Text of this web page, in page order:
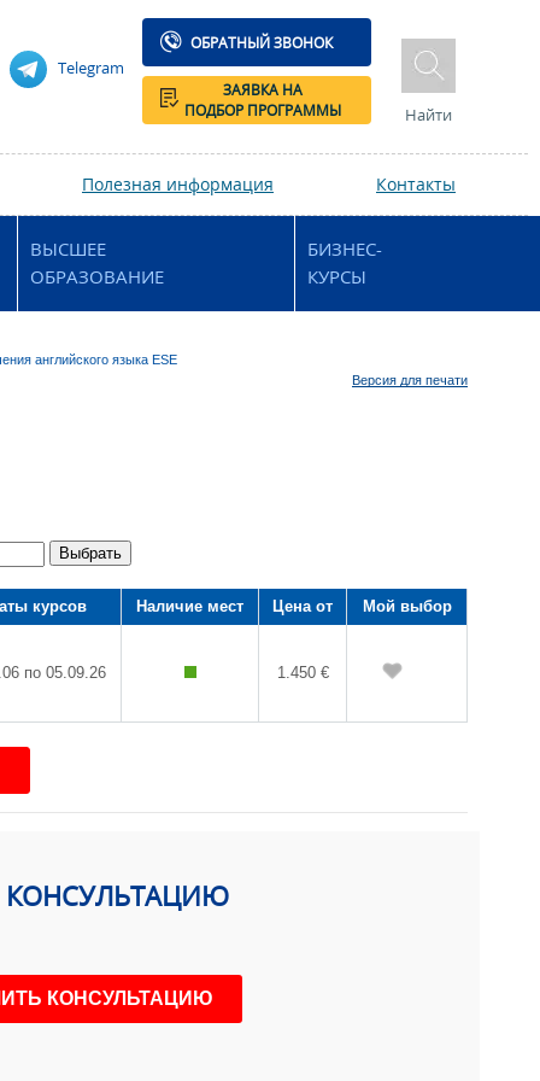
Telegram
ОБРАТНЫЙ ЗВОНОК
ЗАЯВКА НА
ПОДБОР ПРОГРАММЫ
Найти
Полезная информация Контакты
ВЫСШЕЕ
ОБРАЗОВАНИЕ
БИЗНЕС-
КУРСЫ
английского языка ESE
Версия для печати
Выбрать
курсов Наличие мест Цена от Мой выбор
по 05.09.26 1.450 €
КОНСУЛЬТАЦИЮ